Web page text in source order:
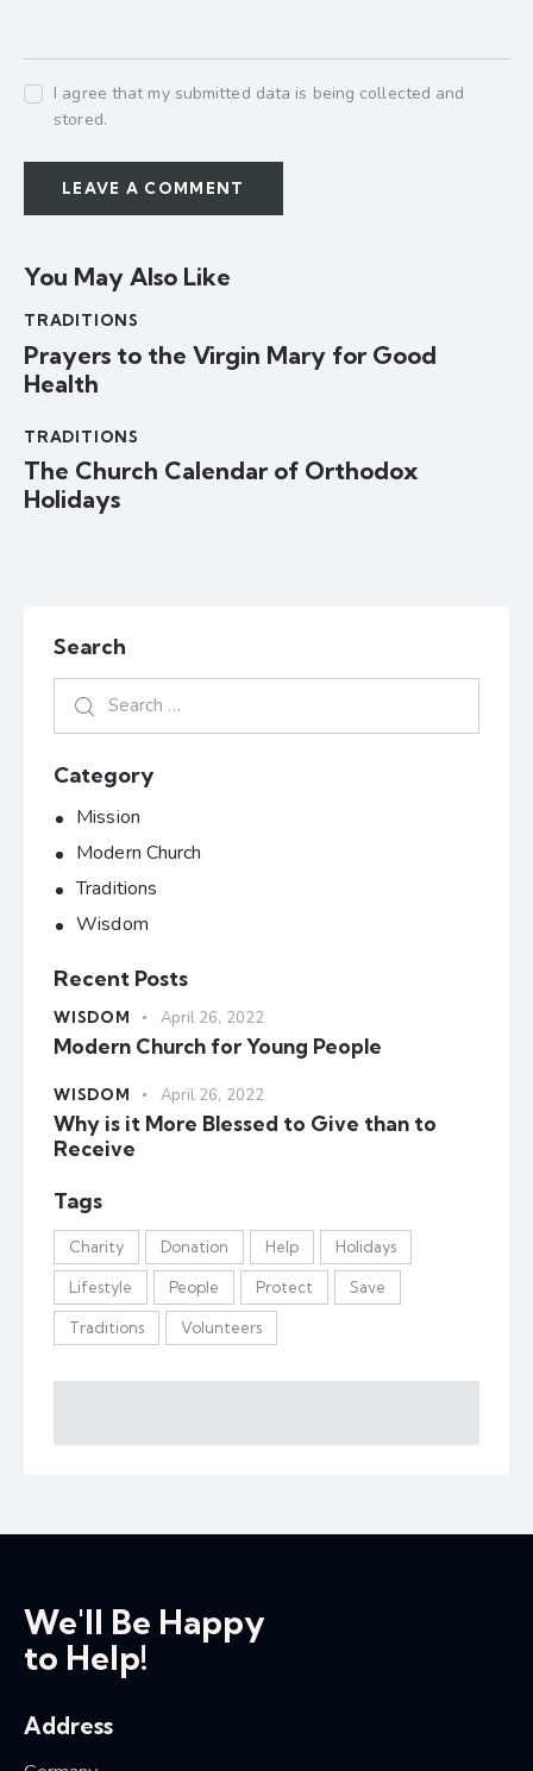
I agree that my submitted data is being collected and
stored.
You May Also Like
TRADITIONS
Prayers to the Virgin Mary for Good
Health
TRADITIONS
The Church Calendar of Orthodox
Holidays
Search
Category
Mission
Modern Church
Traditions
Wisdom
Recent Posts
WISDOM April 26, 2022
Modern Church for Young People
WISDOM April 26, 2022
Why is it More Blessed to Give than to
Receive
Tags
Charity Donation Help Holidays
Lifestyle People Protect Save
Traditions Volunteers
We'll Be Happy
to Help!
Address